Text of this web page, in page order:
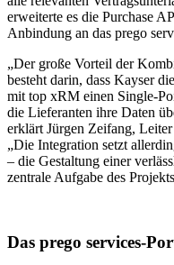
erweiterte es die Purchase
Anbindung an das prego
„Der große Vorteil der
besteht darin, dass Kayser
mit top xRM einen Single-
die Lieferanten ihre Daten
erklärt Jürgen Zeifang,
„Die Integration setzt
– die Gestaltung einer
zentrale Aufgabe des
Das prego services-